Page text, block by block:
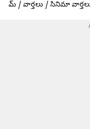
హోమ్ / వార్తలు / సినిమా